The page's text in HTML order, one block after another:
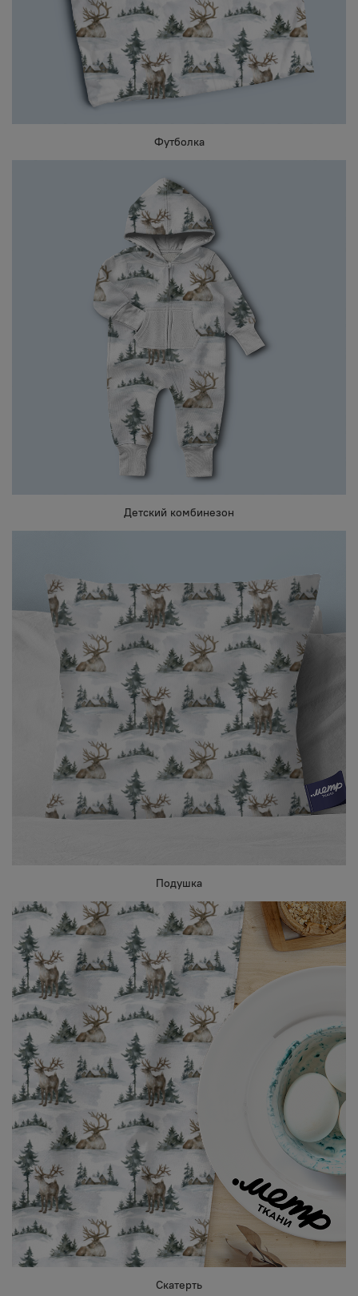
Футболка
Детский комбинезон
Подушка
Скатерть